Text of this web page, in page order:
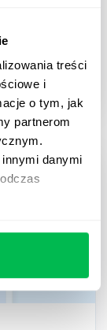
treści
i
o tym, jak
partnerom
danymi
o
po kroku, z